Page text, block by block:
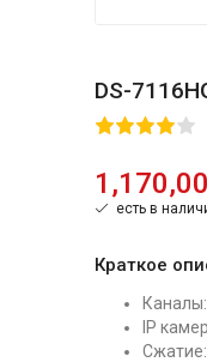
DS-
есть в
Краткое
IP
Сжатие: